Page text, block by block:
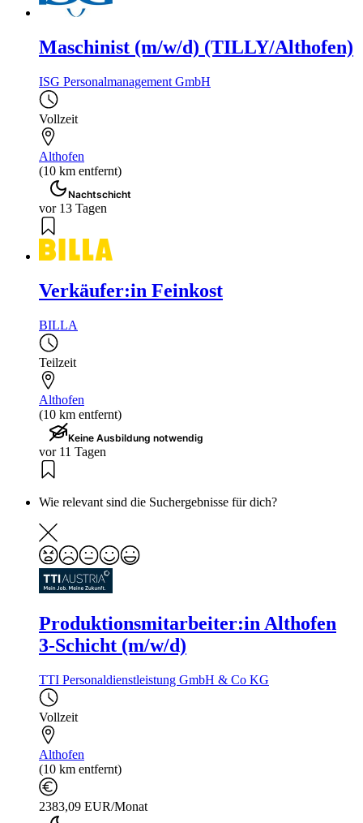
Maschinist (m/w/d) (TILLY/Althofen)
ISG Personalmanagement GmbH
Vollzeit
Althofen
(10 km entfernt)
Nachtschicht
vor 13 Tagen
Verkäufer:in Feinkost
BILLA
Teilzeit
Althofen
(10 km entfernt)
Keine Ausbildung notwendig
vor 11 Tagen
Wie relevant sind die Suchergebnisse für dich?
Produktionsmitarbeiter:in Althofen
3-Schicht (m/w/d)
TTI Personaldienstleistung GmbH & Co KG
Vollzeit
Althofen
(10 km entfernt)
2383,09 EUR/Monat